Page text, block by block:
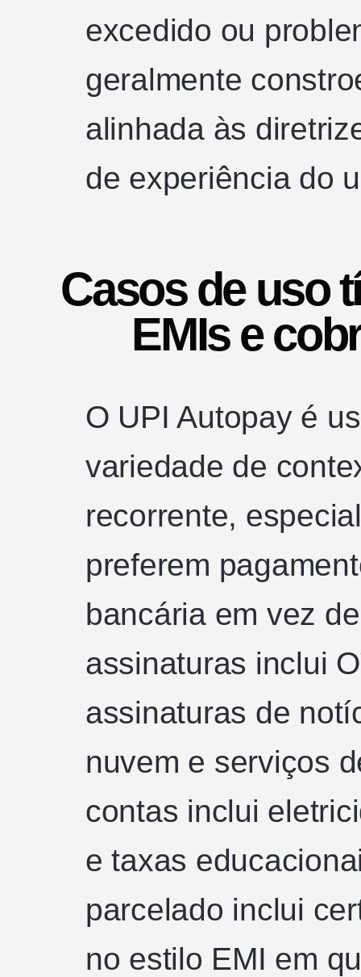
excedido ou
geralmente
alinhada às
de experiência do
Casos de uso
EMIs e
O UPI Autopay é
variedade de
recorrente,
preferem
bancária em vez
assinaturas inclui
assinaturas de
nuvem e serviços
contas inclui
e taxas
parcelado inclui
no estilo EMI em